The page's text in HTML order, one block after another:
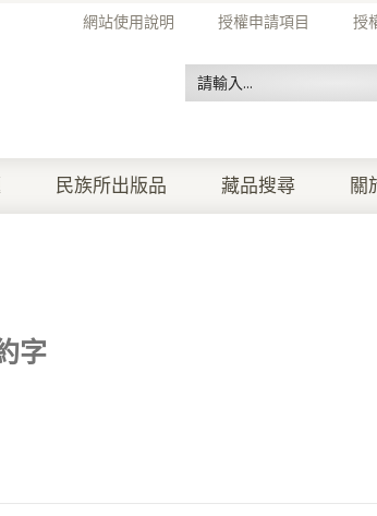
網站使用說明 授權申請項目 授
民族所出版品 藏品搜尋 關
字